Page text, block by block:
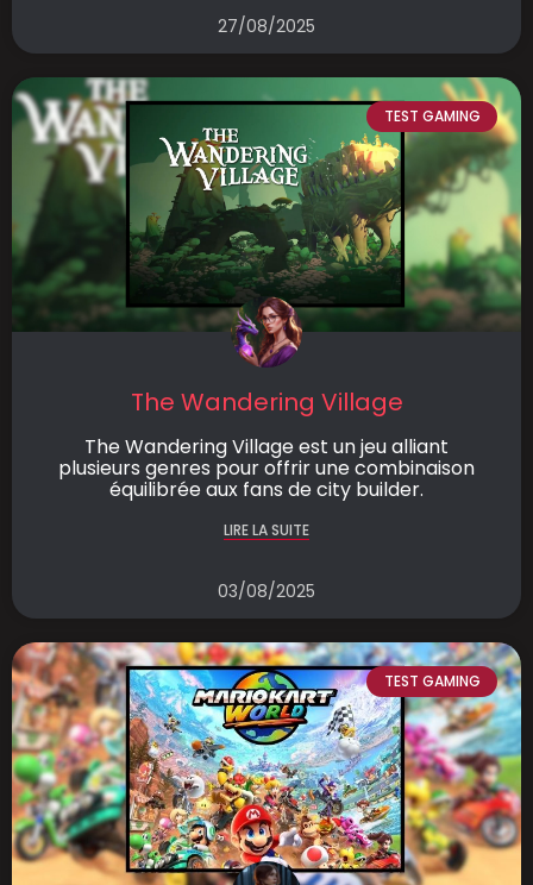
27/08/2025
TEST GAMING
The Wandering Village
The Wandering Village est un jeu alliant
plusieurs genres pour offrir une combinaison
équilibrée aux fans de city builder.
LIRE LA SUITE
03/08/2025
TEST GAMING